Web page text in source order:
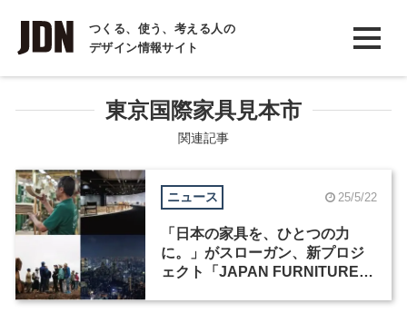
つくる、使う、考える人の
デザイン情報サイト
INTERVIEW
インタビュー
REPORT
COLUMN
コラム
東京国際家具見本市
関連記事
ニュース 25/5/22
「日本の家具を、ひとつの力
に。」がスローガン、新プロジ
ェクト「JAPAN FURNITURE」